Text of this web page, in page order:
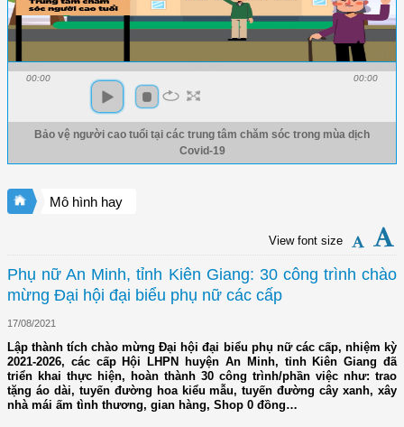
00:00 00:00
Bảo vệ người cao tuổi tại các trung tâm chăm sóc trong mùa dịch
Covid-19
Mô hình hay
View font size
Phụ nữ An Minh, tỉnh Kiên Giang: 30 công trình chào
mừng Đại hội đại biểu phụ nữ các cấp
17/08/2021
Lập thành tích chào mừng Đại hội đại biểu phụ nữ các cấp, nhiệm kỳ
2021-2026, các cấp Hội LHPN huyện An Minh, tỉnh Kiên Giang đã
triển khai thực hiện, hoàn thành 30 công trình/phần việc như: trao
tặng áo dài, tuyến đường hoa kiểu mẫu, tuyến đường cây xanh, xây
nhà mái ấm tình thương, gian hàng, Shop 0 đồng…